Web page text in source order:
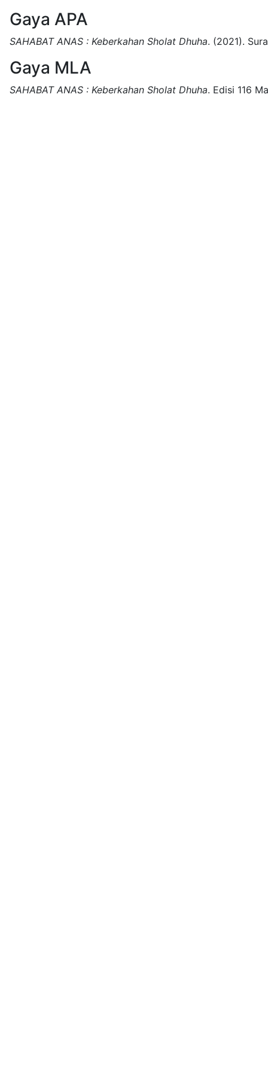
Gaya APA
SAHABAT ANAS : Keberkahan Sholat Dhuha. (2021).
Gaya MLA
SAHABAT ANAS : Keberkahan Sholat Dhuha. Edisi 116